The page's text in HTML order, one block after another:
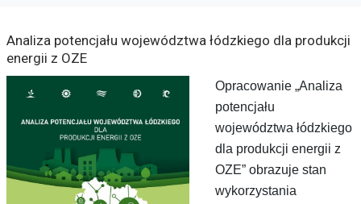
Analiza potencjału województwa łódzkiego dla produkcji
energii z OZE
Opracowanie „Analiza
potencjału
województwa łódzkiego
dla produkcji energii z
OZE” obrazuje stan
wykorzystania